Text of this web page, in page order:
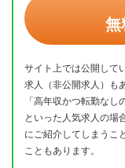
無
サイト上では公開して
求人（非公開求人）も
「高年収かつ転勤なし
といった人気求人の場
にご紹介してしまうこ
こともあります。